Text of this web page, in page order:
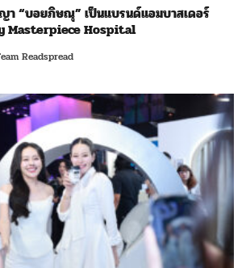
า “บอยภิษณุ” เป็นแบรนด์แอมบาสเดอร์
Masterpiece Hospital
Readspread